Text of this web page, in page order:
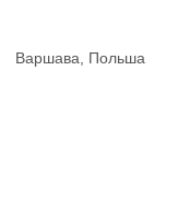
Варшава, Польша